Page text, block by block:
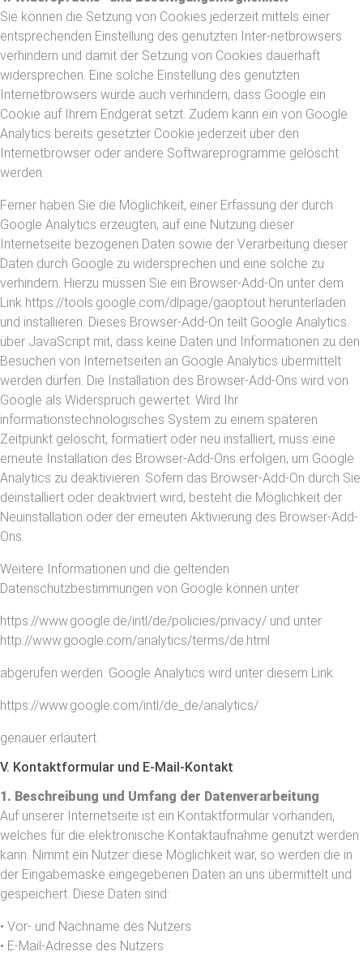
Sie können die Setzung von Cookies jederzeit mittels einer
entsprechenden Einstellung des genutzten Inter-netbrowsers
verhindern und damit der Setzung von Cookies dauerhaft
widersprechen. Eine solche Einstellung des genutzten
Internetbrowsers würde auch verhindern, dass Google ein
Cookie auf Ihrem Endgerät setzt. Zudem kann ein von Google
Analytics bereits gesetzter Cookie jederzeit über den
Internetbrowser oder andere Softwareprogramme gelöscht
werden.
Ferner haben Sie die Möglichkeit, einer Erfassung der durch
Google Analytics erzeugten, auf eine Nutzung dieser
Internetseite bezogenen Daten sowie der Verarbeitung dieser
Daten durch Google zu widersprechen und eine solche zu
verhindern. Hierzu müssen Sie ein Browser-Add-On unter dem
Link https://tools.google.com/dlpage/gaoptout herunterladen
und installieren. Dieses Browser-Add-On teilt Google Analytics
über JavaScript mit, dass keine Daten und Informationen zu den
Besuchen von Internetseiten an Google Analytics übermittelt
werden dürfen. Die Installation des Browser-Add-Ons wird von
Google als Widerspruch gewertet. Wird Ihr
informationstechnologisches System zu einem späteren
Zeitpunkt gelöscht, formatiert oder neu installiert, muss eine
erneute Installation des Browser-Add-Ons erfolgen, um Google
Analytics zu deaktivieren. Sofern das Browser-Add-On durch Sie
deinstalliert oder deaktiviert wird, besteht die Möglichkeit der
Neuinstallation oder der erneuten Aktivierung des Browser-Add-
Ons.
Weitere Informationen und die geltenden
Datenschutzbestimmungen von Google können unter
https://www.google.de/intl/de/policies/privacy/ und unter
http://www.google.com/analytics/terms/de.html
abgerufen werden. Google Analytics wird unter diesem Link
https://www.google.com/intl/de_de/analytics/
genauer erläutert.
V. Kontaktformular und E-Mail-Kontakt
1. Beschreibung und Umfang der Datenverarbeitung
Auf unserer Internetseite ist ein Kontaktformular vorhanden,
welches für die elektronische Kontaktaufnahme genutzt werden
kann. Nimmt ein Nutzer diese Möglichkeit war, so werden die in
der Eingabemaske eingegebenen Daten an uns übermittelt und
gespeichert. Diese Daten sind:
• Vor- und Nachname des Nutzers
• E-Mail-Adresse des Nutzers